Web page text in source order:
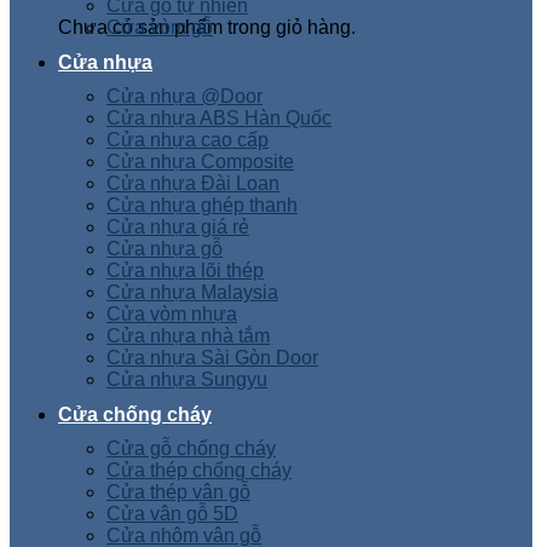
Chưa có sản phẩm trong giỏ hàng.
Cửa gỗ tự nhiên
Cửa vòm gỗ
Cửa nhựa
Cửa nhựa @Door
Cửa nhựa ABS Hàn Quốc
Cửa nhựa cao cấp
Cửa nhựa Composite
Cửa nhựa Đài Loan
Cửa nhựa ghép thanh
Cửa nhựa giá rẻ
Cửa nhựa gỗ
Cửa nhựa lõi thép
Cửa nhựa Malaysia
Cửa vòm nhựa
Cửa nhựa nhà tắm
Cửa nhựa Sài Gòn Door
Cửa nhựa Sungyu
Cửa chống cháy
Cửa gỗ chống cháy
Cửa thép chống cháy
Cửa thép vân gỗ
Cửa vân gỗ 5D
Cửa nhôm vân gỗ